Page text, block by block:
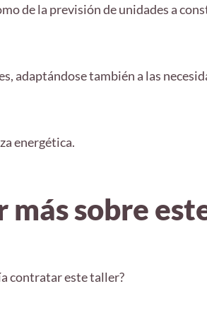
de la previsión de unidades a
adaptándose también a las
energética.
más sobre
contratar este taller?